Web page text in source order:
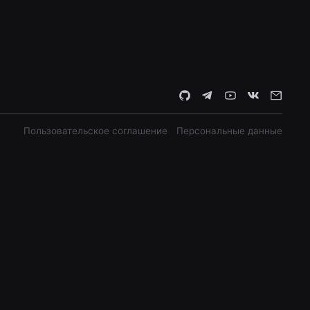
Пользовательское соглашение Персональные данные